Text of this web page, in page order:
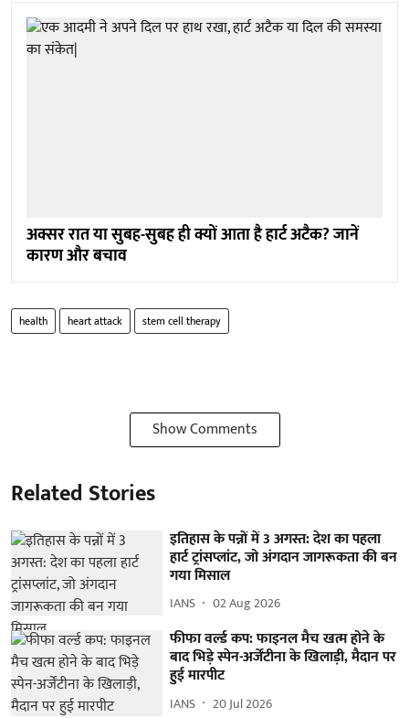
अक्सर रात या सुबह-सुबह ही क्यों आता है हार्ट अटैक? जानें
कारण और बचाव
health heart attack stem cell therapy
Show Comments
Related Stories
इतिहास के पन्नों में 3 अगस्त: देश का पहला
हार्ट ट्रांसप्लांट​, जो अंगदान जागरूकता की बन
गया मिसाल
IANS 02 Aug 2026
फीफा वर्ल्ड कप: फाइनल मैच खत्म होने के
बाद भिड़े स्पेन-अर्जेंटीना के खिलाड़ी, मैदान पर
हुई मारपीट
IANS 20 Jul 2026